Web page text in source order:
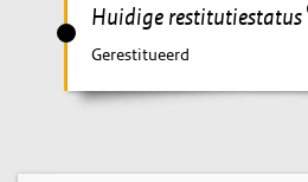
Huidige restitutiestatus
Gerestitueerd